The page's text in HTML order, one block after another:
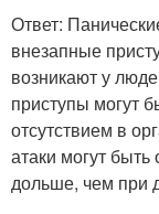
Ответ:
внезапные
возникают у
приступы могут
отсутствием в
атаки могут
дольше, чем при